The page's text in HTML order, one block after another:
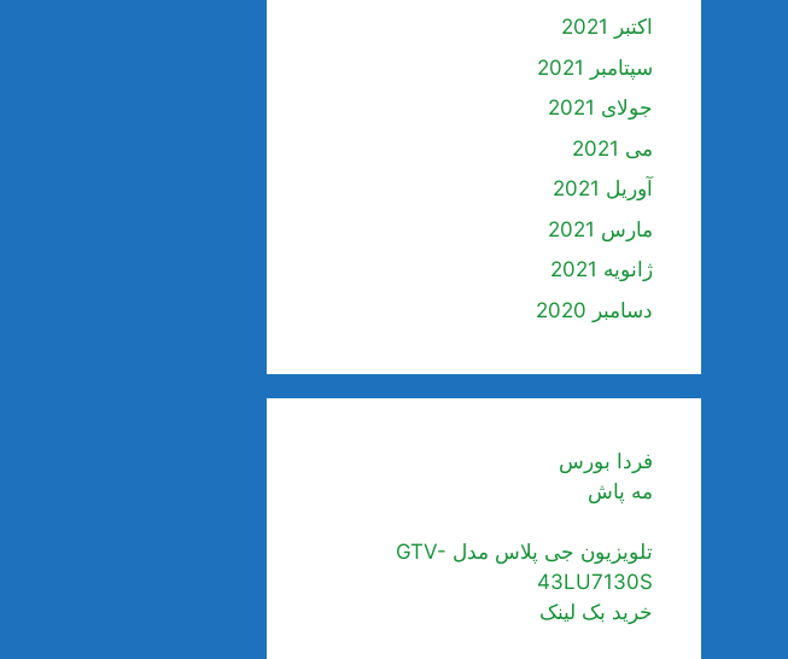
اکتبر 2021
سپتامبر 2021
جولای 2021
می 2021
آوریل 2021
مارس 2021
ژانویه 2021
دسامبر 2020
فردا بورس
مه پاش
تلویزیون جی پلاس مدل GTV-
43LU7130S
خرید بک لینک